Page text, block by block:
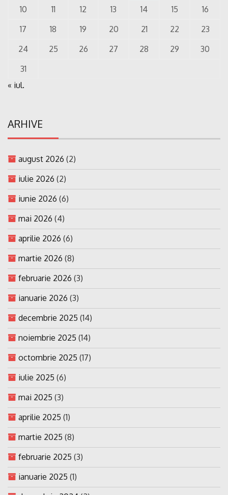
10
11 12 13 14 15
16
17
18 19 20 21 22
23
24
25 26 27 28 29
30
31
« iul.
ARHIVE
august 2026 (2)
iulie 2026 (2)
iunie 2026 (6)
mai 2026 (4)
aprilie 2026 (6)
martie 2026 (8)
februarie 2026 (3)
ianuarie 2026 (3)
decembrie 2025 (14)
noiembrie 2025 (14)
octombrie 2025 (17)
iulie 2025 (6)
mai 2025 (3)
aprilie 2025 (1)
martie 2025 (8)
februarie 2025 (3)
ianuarie 2025 (1)